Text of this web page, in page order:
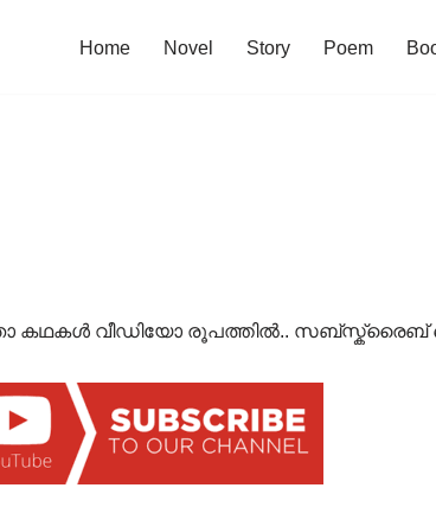
Home Novel Story Poem
ഇതാ കഥകൾ വീഡിയോ രൂപത്തിൽ..